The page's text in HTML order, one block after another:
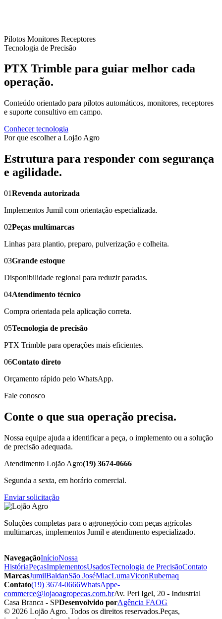
Pilotos Monitores Receptores
Tecnologia de Precisão
PTX Trimble para guiar melhor cada
operação.
Conteúdo orientado para pilotos automáticos, monitores, receptores
e suporte consultivo em campo.
Conhecer tecnologia
Por que escolher a Lojão Agro
Estrutura para responder com segurança
e agilidade.
01Revenda autorizada
Implementos Jumil com orientação especializada.
02Peças multimarcas
Linhas para plantio, preparo, pulverização e colheita.
03Grande estoque
Disponibilidade regional para reduzir paradas.
04Atendimento técnico
Compra orientada pela aplicação correta.
05Tecnologia de precisão
PTX Trimble para operações mais eficientes.
06Contato direto
Orçamento rápido pelo WhatsApp.
Fale conosco
Conte o que sua operação precisa.
Nossa equipe ajuda a identificar a peça, o implemento ou a solução
de precisão adequada.
Atendimento Lojão Agro(19) 3674-0666
Segunda a sexta, em horário comercial.
Enviar solicitação
Soluções completas para o agronegócio com peças agrícolas
multimarcas, implementos Jumil e atendimento especializado.
NavegaçãoInícioNossa
HistóriaPeçasImplementosUsadosTecnologia de PrecisãoContato
MarcasJumilBaldanSão JoséMiacLumaViconRubemaq
Contato(19) 3674-0666WhatsAppe-
commerce@lojaoagropecas.com.brAv. Peri Igel, 20 - Industrial
Casa Branca - SPDesenvolvido porAgência FAOG
© 2026 Lojão Agro. Todos os direitos reservados.Peças,